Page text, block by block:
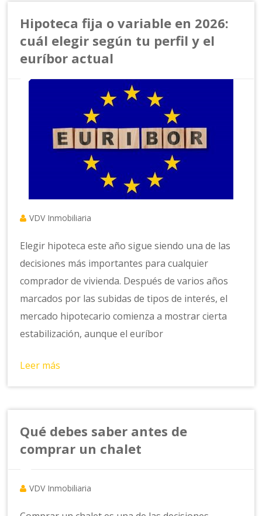
Hipoteca fija o variable en 2026:
cuál elegir según tu perfil y el
euríbor actual
VDV Inmobiliaria
Elegir hipoteca este año sigue siendo una de las
decisiones más importantes para cualquier
comprador de vivienda. Después de varios años
marcados por las subidas de tipos de interés, el
mercado hipotecario comienza a mostrar cierta
estabilización, aunque el euríbor
Leer más
Qué debes saber antes de
comprar un chalet
VDV Inmobiliaria